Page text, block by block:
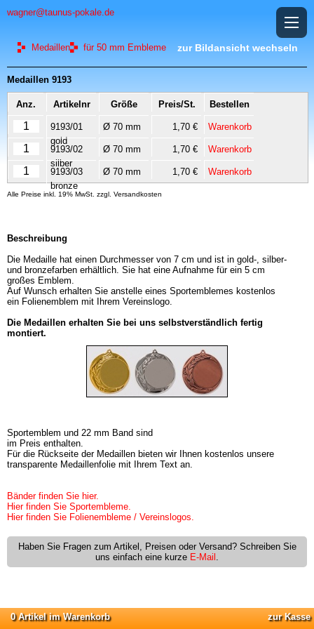
wagner@taunus-pokale.de
Medaillen für 50 mm Embleme zur Bildansicht wechseln
Medaillen 9193
Anz. Artikelnr Größe Preis/St. Bestellen
9193/01
gold
Ø 70 mm 1,70 € Warenkorb
9193/02
silber
Ø 70 mm 1,70 € Warenkorb
9193/03
bronze
Ø 70 mm 1,70 € Warenkorb
Alle Preise inkl. 19% MwSt. zzgl. Versandkosten
Beschreibung
Die Medaille hat einen Durchmesser von 7 cm und ist in gold-, silber-
und bronzefarben erhältlich. Sie hat eine Aufnahme für ein 5 cm
großes Emblem.
Auf Wunsch erhalten Sie anstelle eines Sportemblemes kostenlos
ein Folienemblem mit Ihrem Vereinslogo.
Die Medaillen erhalten Sie bei uns selbstverständlich fertig
montiert.
Sportemblem und 22 mm Band sind
im Preis enthalten.
Für die Rückseite der Medaillen bieten wir Ihnen kostenlos unsere
transparente Medaillenfolie mit Ihrem Text an.
Bänder finden Sie hier.
Hier finden Sie Sportembleme.
Hier finden Sie Folienembleme / Vereinslogos.
Haben Sie Fragen zum Artikel, Preisen oder Versand? Schreiben Sie
uns einfach eine kurze E-Mail .
0 Artikel im Warenkorb zur Kasse